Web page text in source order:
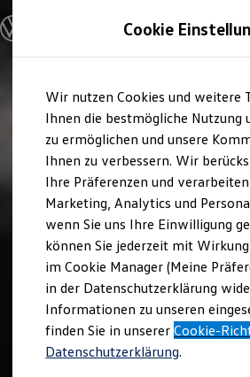
Hauptinhalt
springen
Footer
springen
Modelle und Konfigurator
Konfigurator
Modelle vergleichen
Elektroautos
ENERGY Sondermodelle
Nutzfahrzeuge
SUV und CUV
Familienautos
Kombis
Kompaktwagen
Sportwagen
Schnell verfügbare Fahrzeuge
Angebote und Produkte
Aktuelle Angebote
E-Auto-Förderung
Volkswagen Marktplatz
Die ENERGY Sondermodelle
Junge Gebrauchtwagen und
Volkswagen
Elektromobilität bei
Cookie
Wir nutzen Cookies und weitere
Ihnen die bestmögliche Nutzung
zu ermöglichen und unsere
Ihnen zu verbessern. Wir
Ihre Präferenzen und
Marketing, Analytics und
wenn Sie uns Ihre Einwilligung
können Sie jederzeit mit
im Cookie Manager (Meine
in der Datenschutzerklärung
Informationen zu unseren
finden Sie in unsererCookie-
Datenschutzerklärung.